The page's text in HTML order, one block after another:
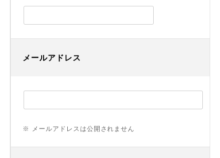
メールアドレス
※ メールアドレスは公開されません